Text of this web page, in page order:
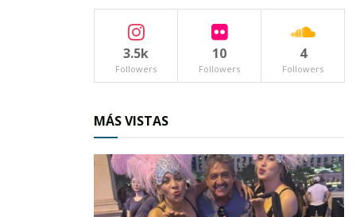
3.5k
Followers
10
Followers
4
Followers
MÁS VISTAS